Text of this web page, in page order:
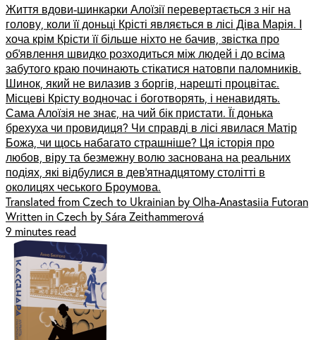
Життя вдови-шинкарки Алоїзії перевертається з ніг на
голову, коли її доньці Крісті являється в лісі Діва Марія. І
хоча крім Крісти її більше ніхто не бачив, звістка про
об’явлення швидко розходиться між людей і до всіма
забутого краю починають стікатися натовпи паломників.
Шинок, який не вилазив з боргів, нарешті процвітає.
Місцеві Крісту водночас і боготворять, і ненавидять.
Сама Алоїзія не знає, на чий бік пристати. Її донька
брехуха чи провидиця? Чи справді в лісі явилася Матір
Божа, чи щось набагато страшніше? Ця історія про
любов, віру та безмежну волю заснована на реальних
подіях, які відбулися в дев’ятнадцятому столітті в
околицях чеського Броумова.
Translated from Czech to Ukrainian by Olha-Anastasiia Futoran
Written in Czech by Sára Zeithammerová
9 minutes read